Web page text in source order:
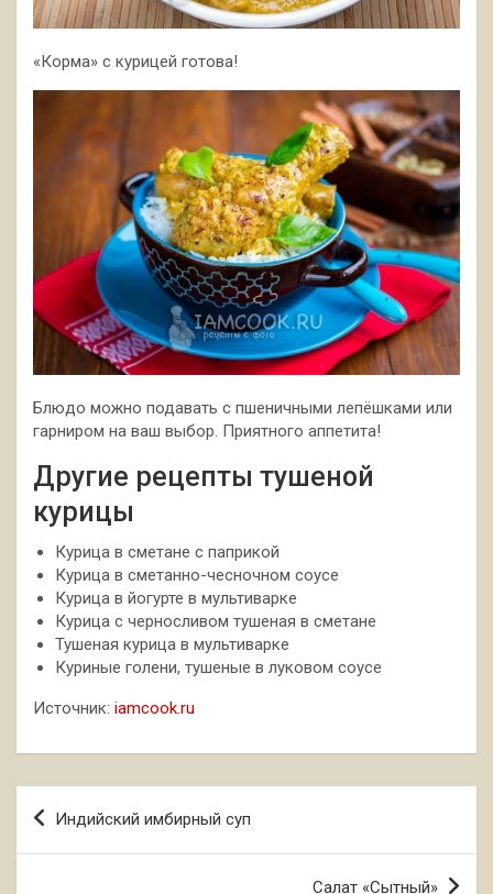
«Корма» с курицей готова!
Блюдо можно подавать с пшеничными лепёшками или
гарниром на ваш выбор. Приятного аппетита!
Другие рецепты тушеной
курицы
Курица в сметане с паприкой
Курица в сметанно-чесночном соусе
Курица в йогурте в мультиварке
Курица с черносливом тушеная в сметане
Тушеная курица в мультиварке
Куриные голени, тушеные в луковом соусе
Источник: iamcook.ru
Навигация
по
Индийский имбирный суп
Салат «Сытный»